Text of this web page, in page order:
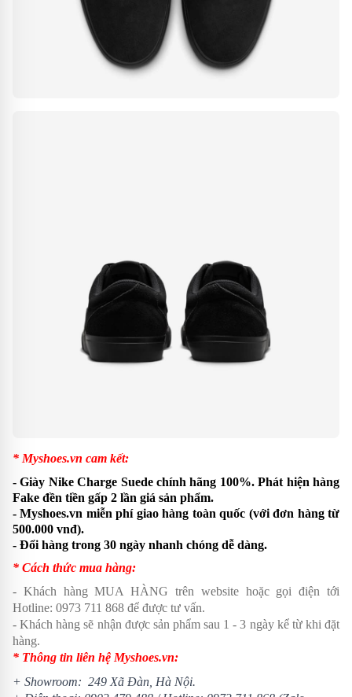
* Myshoes.vn cam kết:
- Giày Nike Charge Suede chính hãng 100%. Phát hiện hàng
Fake đền tiền gấp 2 lần giá sản phẩm.
- Myshoes.vn miễn phí giao hàng toàn quốc (với đơn hàng từ
500.000 vnđ).
- Đổi hàng trong 30 ngày nhanh chóng dễ dàng.
* Cách thức mua hàng:
- Khách hàng MUA HÀNG trên website hoặc gọi điện tới
Hotline: 0973 711 868 để được tư vấn.
- Khách hàng sẽ nhận được sản phẩm sau 1 - 3 ngày kể từ khi đặt
hàng.
* Thông tin liên hệ Myshoes.vn:
+ Showroom: 249 Xã Đàn, Hà Nội.